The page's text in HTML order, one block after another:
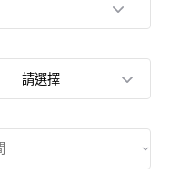
請選擇